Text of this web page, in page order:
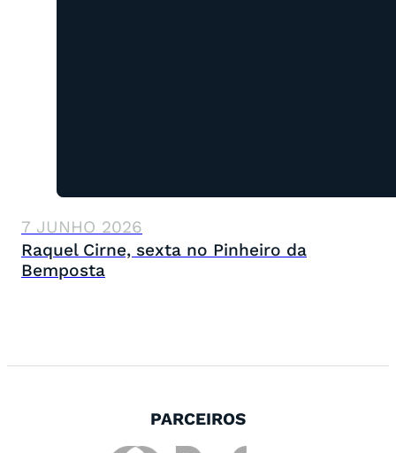
7 JUNHO 2026
Raquel Cirne, sexta no Pinheiro da
Bemposta
PARCEIROS